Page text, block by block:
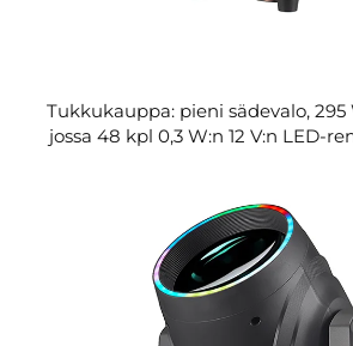
Tukkukauppa: pieni säde­valo, 295
jossa 48 kpl 0,3 W:n 12 V:n